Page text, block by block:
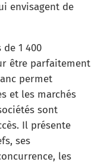
envisagent de
1 400
être parfaitement
permet
et les marchés
sont
Il présente
ses
les